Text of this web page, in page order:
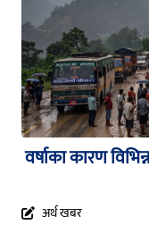
वर्षाका कारण
अर्थ खबर